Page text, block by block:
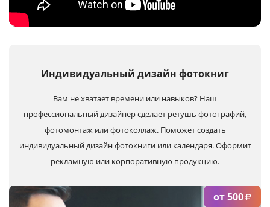
Индивидуальный дизайн фотокниг
Вам не хватает времени или навыков? Наш
профессиональный дизайнер сделает ретушь фотографий,
фотомонтаж или фотоколлаж. Поможет создать
индивидуальный дизайн фотокниги или календаря. Оформит
рекламную или корпоративную продукцию.
от 500₽